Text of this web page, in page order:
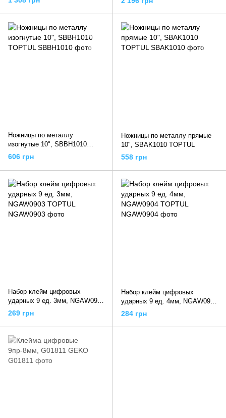
Ножницы по металлу
изогнутые 10", SBBH1010
TOPTUL
606 грн
Ножницы по металлу прямые
10", SBAK1010 TOPTUL
558 грн
Набор клейм цифровых
ударных 9 ед. 3мм, NGAW0903
TOPTUL
269 грн
Набор клейм цифровых
ударных 9 ед. 4мм, NGAW0904
TOPTUL
284 грн